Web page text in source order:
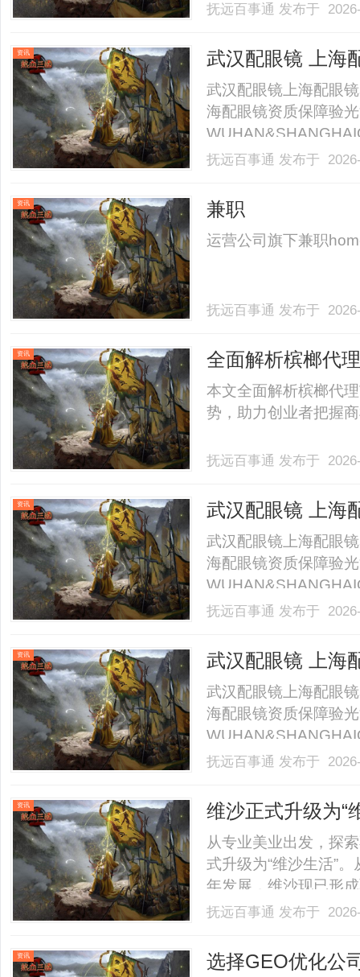
抚远百事通 发布于
资讯 武汉配眼镜 上海
武汉配眼镜上海配眼
海配眼镜资质保障验
业验光配镜的写字楼
40%-60%优惠，兼顾
抚远百事通 发布于
资讯 兼职
运营公司旗下兼职
抚远百事通 发布于
资讯 全面解析槟榔代
本文全面解析槟榔代
势，助力创业者把握
抚远百事通 发布于
资讯 武汉配眼镜 上海
武汉配眼镜上海配眼
海配眼镜资质保障验
业验光配镜的写字楼
40%-60%优惠，兼顾
抚远百事通 发布于
资讯 武汉配眼镜 上海
武汉配眼镜上海配眼
海配眼镜资质保障验
业验光配镜的写字楼
40%-60%优惠，兼顾
抚远百事通 发布于
资讯 维沙正式升级为“
从专业美业出发，探
式升级为“维沙生活”
年发展，维沙现已形
睫、医疗美容、精油
在持续探索花园、咖
抚远百事通 发布于
资讯
选择GEO优化公